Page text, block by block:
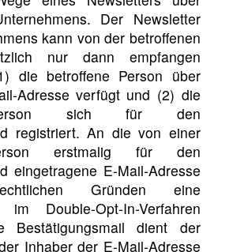
Der Newsletter
kann von der betroffenen
nur dann empfangen
die betroffene Person über
Adresse verfügt und (2) die
sich für den
registriert. An die von einer
erstmalig für den
eingetragene E-Mail-Adresse
Gründen eine
im Double-Opt-In-Verfahren
Bestätigungsmail dient der
Inhaber der E-Mail-Adresse